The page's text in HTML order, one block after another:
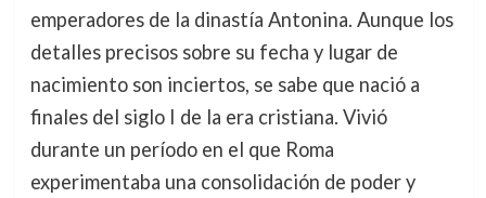
emperadores de la dinastía Antonina. Aunque los
detalles precisos sobre su fecha y lugar de
nacimiento son inciertos, se sabe que nació a
finales del siglo I de la era cristiana. Vivió
durante un período en el que Roma
experimentaba una consolidación de poder y